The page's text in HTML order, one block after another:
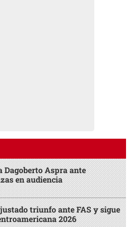
Dagoberto Aspra ante
en audiencia
triunfo ante FAS y sigue
2026